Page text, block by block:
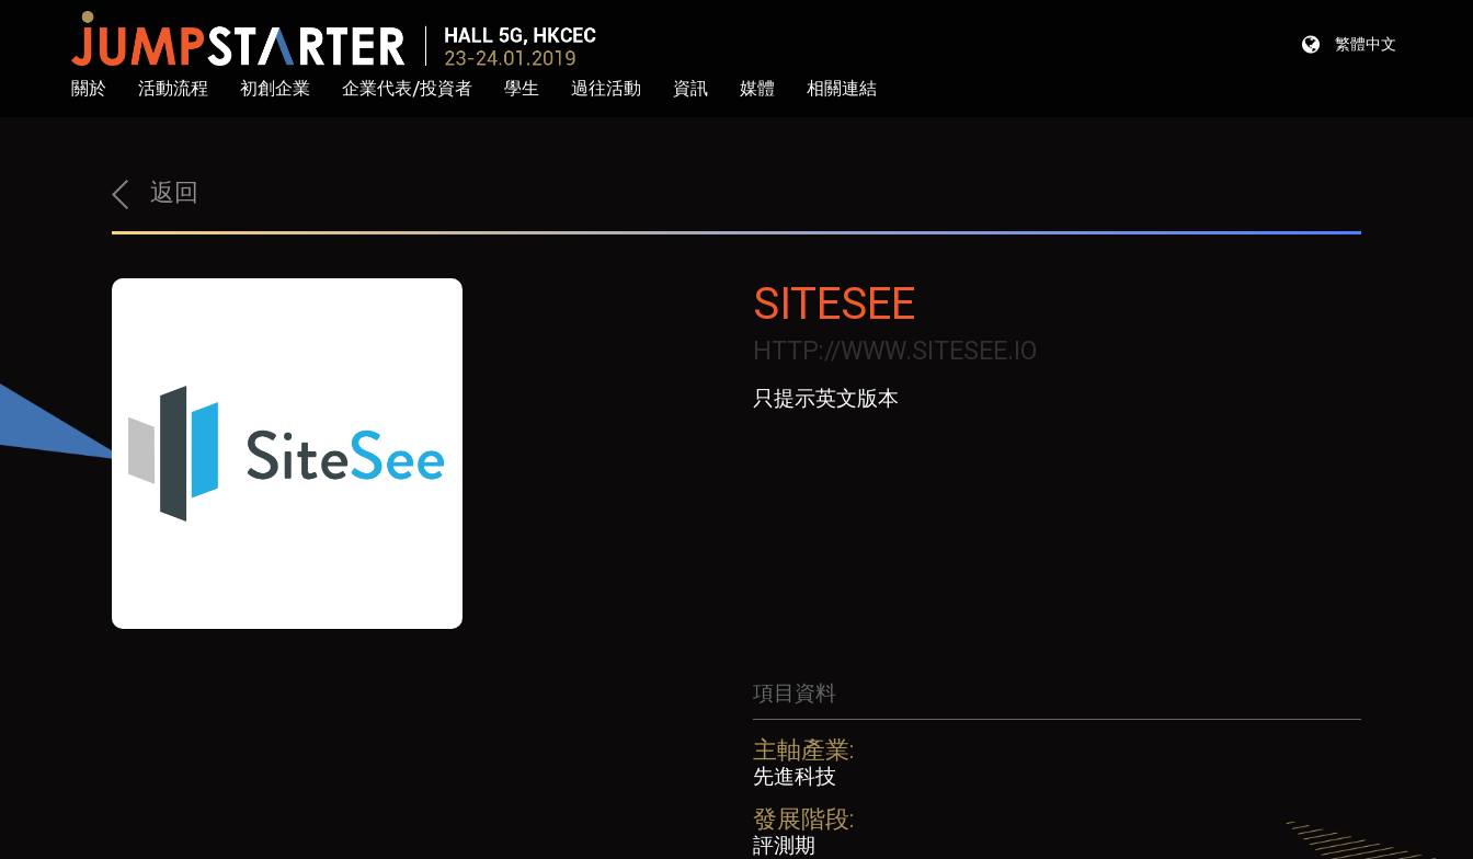
關於 活動流程 初創企業 企業代表/投資者 學生 過往活動 資訊 媒體 相關連結
繁體中文
返回
SITESEE
HTTP://WWW.SITESEE.IO
只提示英文版本
項目資料
主軸產業:
先進科技
發展階段:
評測期